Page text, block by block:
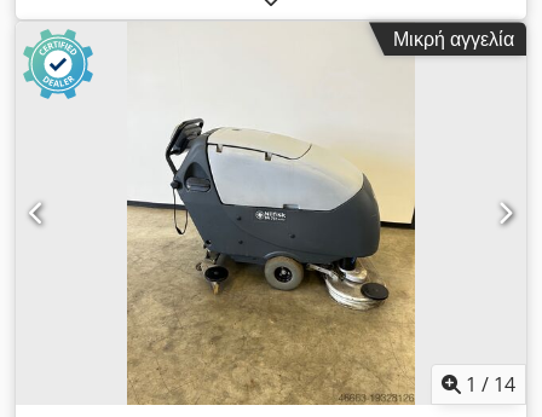
Chedpfx Aokzpmxeidja -Κατασκευαστής: Nilfisk, βιομηχανική
σκούπα τύπος GB 726 -Σύνδεση: 380-415 V 50 Hz -Ισχύς: 1,9
kW -Ποσότητα: διαθέσιμες 3 βιομηχανικές σκούπες -Τιμή: ανά
τεμάχιο -Διαστάσεις: 820/600/Υ1150 mm -Βάρος: 87 kg/
Μικρή αγγελία
1 / 14